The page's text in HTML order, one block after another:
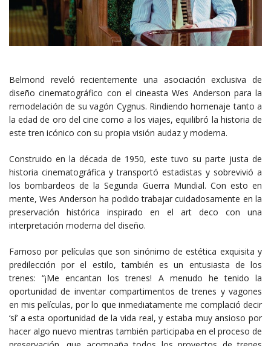
Belmond reveló recientemente una asociación exclusiva de
diseño cinematográfico con el cineasta Wes Anderson para la
remodelación de su vagón Cygnus. Rindiendo homenaje tanto a
la edad de oro del cine como a los viajes, equilibró la historia de
este tren icónico con su propia visión audaz y moderna.
Construido en la década de 1950, este tuvo su parte justa de
historia cinematográfica y transportó estadistas y sobrevivió a
los bombardeos de la Segunda Guerra Mundial. Con esto en
mente, Wes Anderson ha podido trabajar cuidadosamente en la
preservación histórica inspirado en el art deco con una
interpretación moderna del diseño.
Famoso por películas que son sinónimo de estética exquisita y
predilección por el estilo, también es un entusiasta de los
trenes: “¡Me encantan los trenes! A menudo he tenido la
oportunidad de inventar compartimentos de trenes y vagones
en mis películas, por lo que inmediatamente me complació decir
‘sí’ a esta oportunidad de la vida real, y estaba muy ansioso por
hacer algo nuevo mientras también participaba en el proceso de